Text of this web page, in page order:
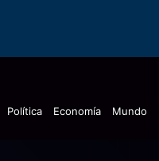
Política Economía Mundo